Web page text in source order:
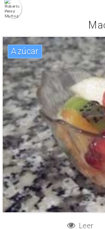
Azúcar
Leer